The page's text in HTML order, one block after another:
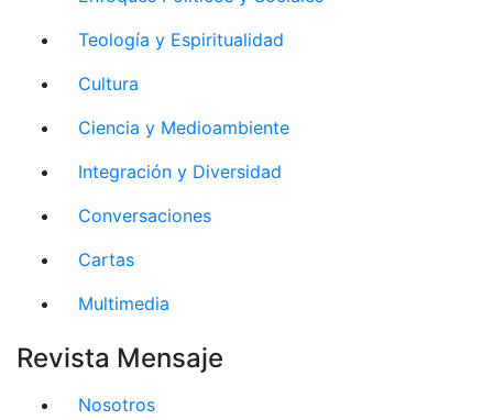
Teología y Espiritualidad
Cultura
Ciencia y Medioambiente
Integración y Diversidad
Conversaciones
Cartas
Multimedia
Revista Mensaje
Nosotros